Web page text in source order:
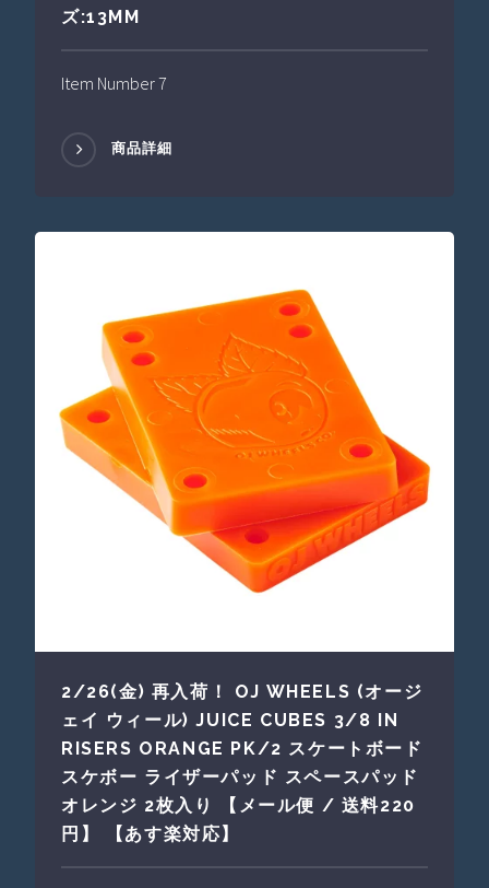
ズ:13MM
Item Number 7
商品詳細
2/26(金) 再入荷！ OJ WHEELS (オージ
ェイ ウィール) JUICE CUBES 3/8 IN
RISERS ORANGE PK/2 スケートボード
スケボー ライザーパッド スペースパッド
オレンジ 2枚入り 【メール便 / 送料220
円】 【あす楽対応】